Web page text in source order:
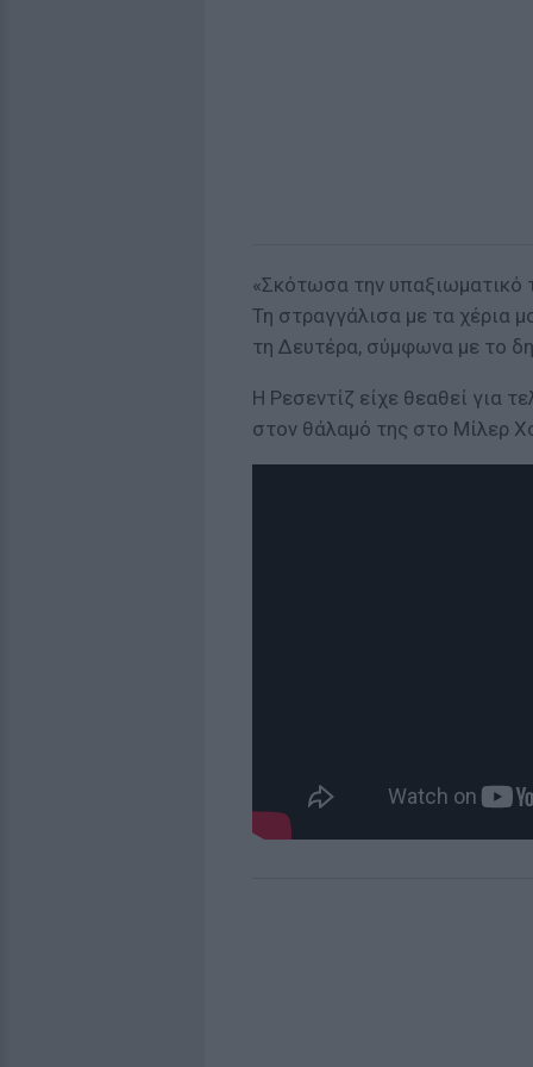
«Σκότωσα την υπαξιωματικό
Τη στραγγάλισα με τα χέρια
τη Δευτέρα, σύμφωνα με το
Η Ρεσεντίζ είχε θεαθεί για
στον θάλαμό της στο Μίλερ